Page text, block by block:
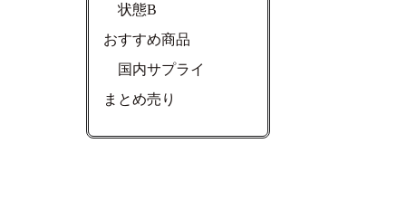
状態B
おすすめ商品
国内サプライ
まとめ売り